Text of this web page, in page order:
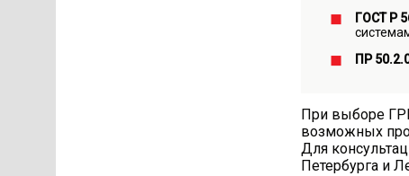
ГОСТ Р
ПР
При выборе
возможных
Для
Петербурга и